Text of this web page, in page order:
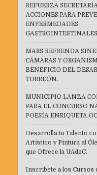
REFUERZA
ACCIONES PARA
ENFERMEDADES
MARS REFRENDA
CÁMARAS Y
BENEFICIO DEL
TORREÓN.
MUNICIPIO LANZA
PARA EL CONCURSO
POESÍA ENRIQUETA
Desarrolla tu Talento
Artístico y Pintura al
que Ofrece la UAdeC.
Inscríbete a los Cursos